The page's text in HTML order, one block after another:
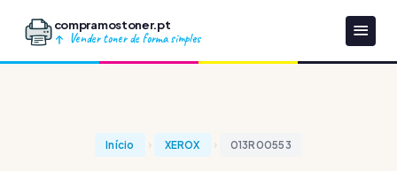
compramostoner.pt
Vender toner de forma simples
Início XEROX 013R00553